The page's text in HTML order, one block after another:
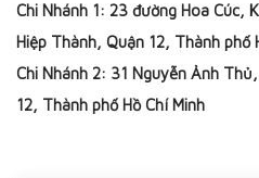
Chi Nhánh 1: 23 đường Hoa Cúc,
Hiệp Thành, Quận 12, Thành phố
Chi Nhánh 2: 31 Nguyễn Ảnh
12, Thành phố Hồ Chí Minh